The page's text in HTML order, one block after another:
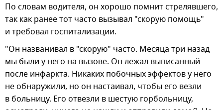
По словам водителя, он хорошо помнит стрелявшего,
так как ранее тот часто вызывал "скорую помощь"
и требовал госпитализации.
"Он названивал в "скорую" часто. Месяца три назад
мы были у него на вызове. Он лежал выписанный
после инфаркта. Никаких побочных эффектов у него
не обнаружили, но он настаивал, чтобы его везли
в больницу. Его отвезли в шестую горбольницу,